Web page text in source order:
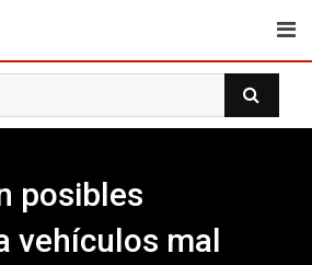
posibles
vehículos mal